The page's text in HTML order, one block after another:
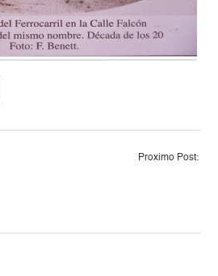
Proximo Post: